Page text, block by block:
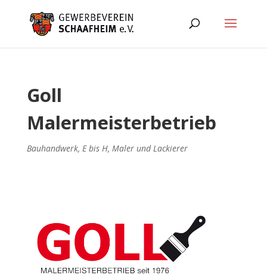
Goll
Malermeisterbetrieb
Bauhandwerk, E bis H, Maler und Lackierer